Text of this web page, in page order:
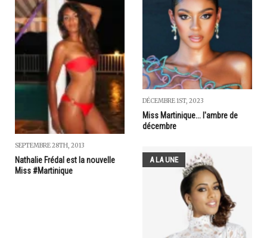
SEPTEMBRE 28TH, 2013
Nathalie Frédal est la nouvelle
Miss #Martinique
DÉCEMBRE 1ST, 2023
Miss Martinique... l'ambre de
décembre
A LA UNE